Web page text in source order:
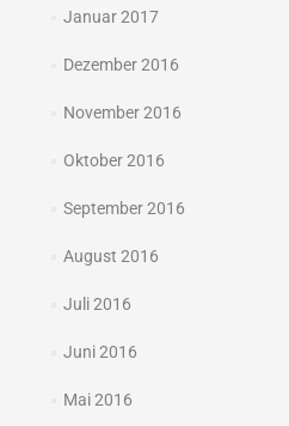
Januar 2017
Dezember 2016
November 2016
Oktober 2016
September 2016
August 2016
Juli 2016
Juni 2016
Mai 2016